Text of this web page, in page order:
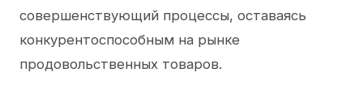
совершенствующий процессы, оставаясь
конкурентоспособным на рынке
продовольственных товаров.